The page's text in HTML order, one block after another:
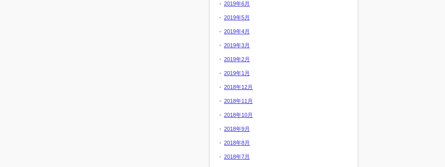
2019年6月
2019年5月
2019年4月
2019年3月
2019年2月
2019年1月
2018年12月
2018年11月
2018年10月
2018年9月
2018年8月
2018年7月